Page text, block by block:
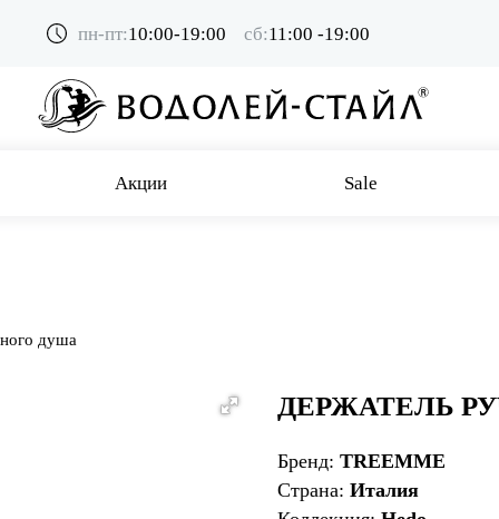
пн-пт:10:00-19:00 сб:11:00 -19:00
Акции Sale
душа
ДЕРЖАТЕЛЬ
Бренд: TREEMME
Страна: Италия